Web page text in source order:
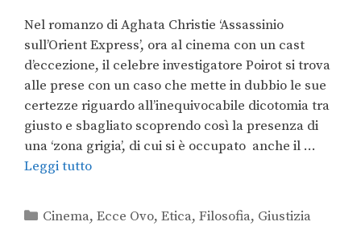
Nel romanzo di Aghata Christie ‘Assassinio
sull’Orient Express’, ora al cinema con un cast
d’eccezione, il celebre investigatore Poirot si trova
alle prese con un caso che mette in dubbio le sue
certezze riguardo all’inequivocabile dicotomia tra
giusto e sbagliato scoprendo così la presenza di
una ‘zona grigia’, di cui si è occupato anche il …
Leggi tutto
Cinema,Ecce Ovo,Etica,Filosofia, Giustizia